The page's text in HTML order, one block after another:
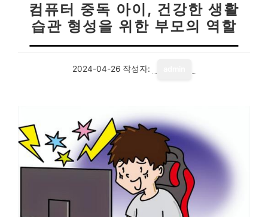
컴퓨터 중독 아이, 건강한 생활
습관 형성을 위한 부모의 역할
2024-04-26 작성자: